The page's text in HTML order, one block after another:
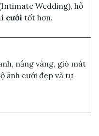
Wedding), hỗ
cưới tốt hơn.
nắng vàng, gió mát
ảnh cưới đẹp và tự